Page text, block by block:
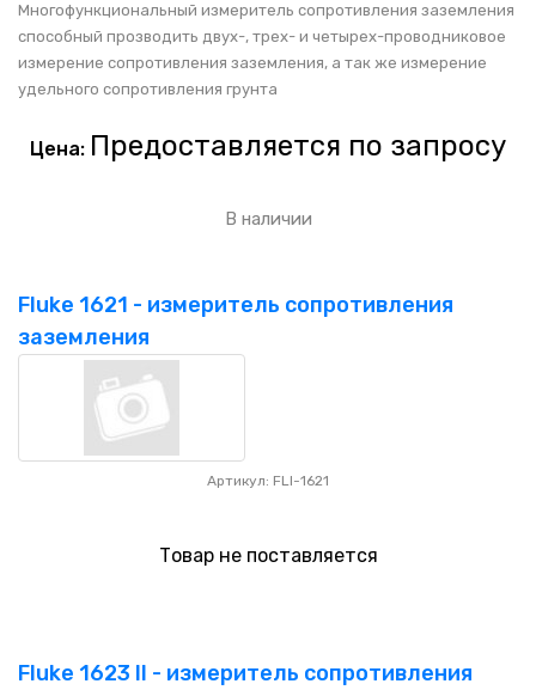
Многофункциональный измеритель сопротивления заземления
способный прозводить двух-, трех- и четырех-проводниковое
измерение сопротивления заземления, а так же измерение
удельного сопротивления грунта
Цена: Предоставляется по запросу
В наличии
Fluke 1621 - измеритель сопротивления
заземления
Артикул: FLI-1621
Товар не поставляется
Fluke 1623 II - измеритель сопротивления